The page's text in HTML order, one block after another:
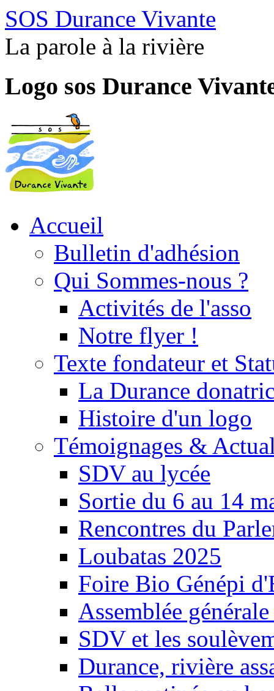
SOS Durance Vivante
La parole à la rivière
Logo sos Durance
Accueil
Bulletin d'adhésion
Qui Sommes-nous ?
Activités de l'asso
Notre flyer !
Texte fondateur et
La Durance
Histoire d'un logo
Témoignages &
SDV au lycée
Sortie du 6 au 14
Rencontres du
Loubatas 2025
Foire Bio Génépi
Assemblée
SDV et les
Durance, rivière